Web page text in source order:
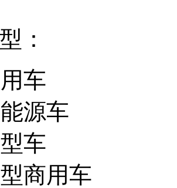
：
车
源车
车
商用车